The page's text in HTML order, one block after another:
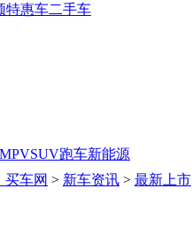
特惠车二手车
MPVSUV跑车新能源
买车网 > 新车资讯 > 最新上市